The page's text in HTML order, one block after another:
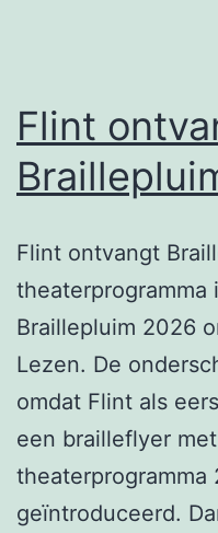
Flint
Flint ontvangt
Braillepluim 2026
Lezen. De
omdat Flint als
een brailleflyer
geïntroduceerd.